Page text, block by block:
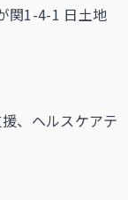
関1-4-1 日土地
、ヘルスケアテ